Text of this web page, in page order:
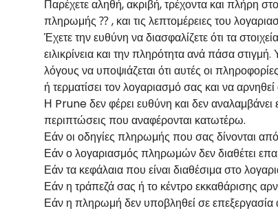
Παρέχετε αληθή, ακριβή, τρέχοντα και πλήρη
πληρωμής ⁇ , και τις λεπτομέρειες του
Έχετε την ευθύνη να διασφαλίζετε ότι τα
ειλικρίνεια και την πληρότητα ανά πάσα
λόγους να υποψιάζεται ότι αυτές οι
ή τερματίσει τον λογαριασμό σας και να
Η Prune δεν φέρει ευθύνη και δεν
περιπτώσεις που αναφέρονται κατωτέρω.
Εάν οι οδηγίες πληρωμής που σας δίνονται από
Εάν ο λογαριασμός πληρωμών δεν διαθέτει
Εάν τα κεφάλαια που είναι διαθέσιμα στο
Εάν η τράπεζά σας ή το κέντρο εκκαθάρισης
Εάν η πληρωμή δεν υποβληθεί σε επεξεργασία